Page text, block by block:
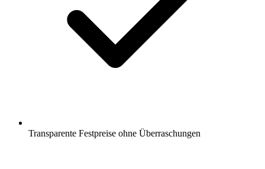
Transparente Festpreise ohne Überraschungen